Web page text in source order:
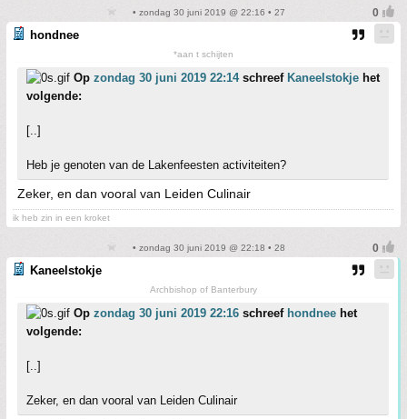
• zondag 30 juni 2019 @ 22:16 • 27
hondnee
*aan t schijten
Op zondag 30 juni 2019 22:14schreef Kaneelstokje het
volgende:
[..]
Heb je genoten van de Lakenfeesten activiteiten?
Zeker, en dan vooral van Leiden Culinair
ik heb zin in een kroket
• zondag 30 juni 2019 @ 22:18 • 28
Kaneelstokje
Archbishop of Banterbury
Op zondag 30 juni 2019 22:16 schreef hondnee het
volgende:
[..]
Zeker, en dan vooral van Leiden Culinair